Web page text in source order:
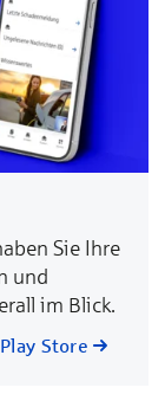
Sie Ihre
und
im Blick.
Store